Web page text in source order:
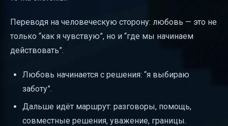
Переводя на человеческую сторону: любовь — это не
только “как я чувствую”, но и “где мы начинаем
действовать”.
Любовь начинается с решения: “я выбираю
заботу”.
Дальше идёт маршрут: разговоры, помощь,
совместные решения, уважение, границы.